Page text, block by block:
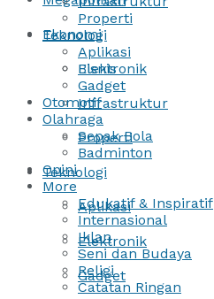
Ekonomi
Bisnis
Infrastruktur
Properti
Teknologi
Aplikasi
Elektronik
Gadget
Properti
Teknologi
Aplikasi
Elektronik
Gadget
Otomotif
Olahraga
Sepak Bola
Badminton
Opini
More
Edukatif & Inspiratif
Internasional
Iklan
Seni dan Budaya
Religi
Catatan Ringan